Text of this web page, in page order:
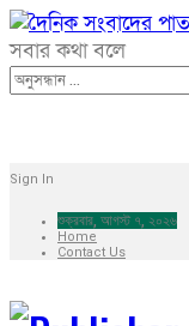
সবার কথা বলে
Sign In
শুক্রবার, আগস্ট ৭, ২০২৬
Home
Contact Us